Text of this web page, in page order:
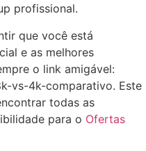
profissional.
que você está
e as melhores
o link amigável:
vs-4k-comparativo. Este
todas as
para o Ofertas